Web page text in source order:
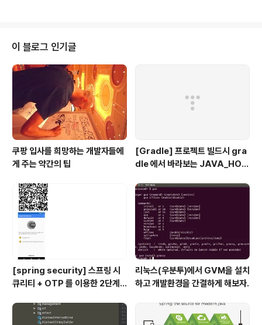
이 블로그 인기글
쿠팡 입사를 희망하는 개발자들에
게 주는 약간의 팁
[Gradle] 프로젝트 빌드시 gra
dle 에서 바라보는 JAVA_HOM
[spring security] 스프링 시
큐리티 + OTP 를 이용한 2단계
리눅스(우분투)에서 GVM을 설치
하고 개발환경을 간결하게 해보자.